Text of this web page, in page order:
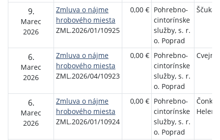
9.
Marec
2026
Zmluva o nájme
hrobového miesta
ZML.2026/01/10925
0,00 € Pohrebno-
cintorínske
služby, s. r.
o. Poprad
Ščuka
6.
Marec
2026
Zmluva o nájme
hrobového miesta
ZML.2026/04/10923
0,00 € Pohrebno-
cintorínske
služby, s. r.
o. Poprad
6.
Marec
2026
Zmluva o nájme
hrobového miesta
ZML.2026/01/10924
0,00 € Pohrebno-
cintorínske
služby, s. r.
o. Poprad
Helena